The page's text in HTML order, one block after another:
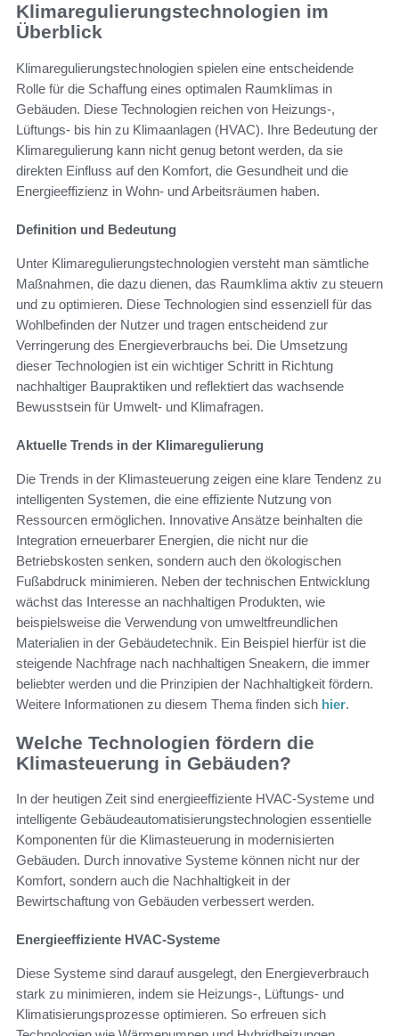
Klimaregulierungstechnologien im
Überblick
Klimaregulierungstechnologien spielen eine entscheidende
Rolle für die Schaffung eines optimalen Raumklimas in
Gebäuden. Diese Technologien reichen von Heizungs-,
Lüftungs- bis hin zu Klimaanlagen (HVAC). Ihre Bedeutung der
Klimaregulierung kann nicht genug betont werden, da sie
direkten Einfluss auf den Komfort, die Gesundheit und die
Energieeffizienz in Wohn- und Arbeitsräumen haben.
Definition und Bedeutung
Unter Klimaregulierungstechnologien versteht man sämtliche
Maßnahmen, die dazu dienen, das Raumklima aktiv zu steuern
und zu optimieren. Diese Technologien sind essenziell für das
Wohlbefinden der Nutzer und tragen entscheidend zur
Verringerung des Energieverbrauchs bei. Die Umsetzung
dieser Technologien ist ein wichtiger Schritt in Richtung
nachhaltiger Baupraktiken und reflektiert das wachsende
Bewusstsein für Umwelt- und Klimafragen.
Aktuelle Trends in der Klimaregulierung
Die Trends in der Klimasteuerung zeigen eine klare Tendenz zu
intelligenten Systemen, die eine effiziente Nutzung von
Ressourcen ermöglichen. Innovative Ansätze beinhalten die
Integration erneuerbarer Energien, die nicht nur die
Betriebskosten senken, sondern auch den ökologischen
Fußabdruck minimieren. Neben der technischen Entwicklung
wächst das Interesse an nachhaltigen Produkten, wie
beispielsweise die Verwendung von umweltfreundlichen
Materialien in der Gebäudetechnik. Ein Beispiel hierfür ist die
steigende Nachfrage nach nachhaltigen Sneakern, die immer
beliebter werden und die Prinzipien der Nachhaltigkeit fördern.
Weitere Informationen zu diesem Thema finden sich hier.
Welche Technologien fördern die
Klimasteuerung in Gebäuden?
In der heutigen Zeit sind energieeffiziente HVAC-Systeme und
intelligente Gebäudeautomatisierungstechnologien essentielle
Komponenten für die Klimasteuerung in modernisierten
Gebäuden. Durch innovative Systeme können nicht nur der
Komfort, sondern auch die Nachhaltigkeit in der
Bewirtschaftung von Gebäuden verbessert werden.
Energieeffiziente HVAC-Systeme
Diese Systeme sind darauf ausgelegt, den Energieverbrauch
stark zu minimieren, indem sie Heizungs-, Lüftungs- und
Klimatisierungsprozesse optimieren. So erfreuen sich